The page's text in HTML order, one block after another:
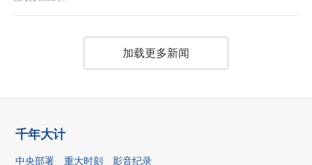
加载更多新闻
千年大计
中央部署 重大时刻 影音纪录